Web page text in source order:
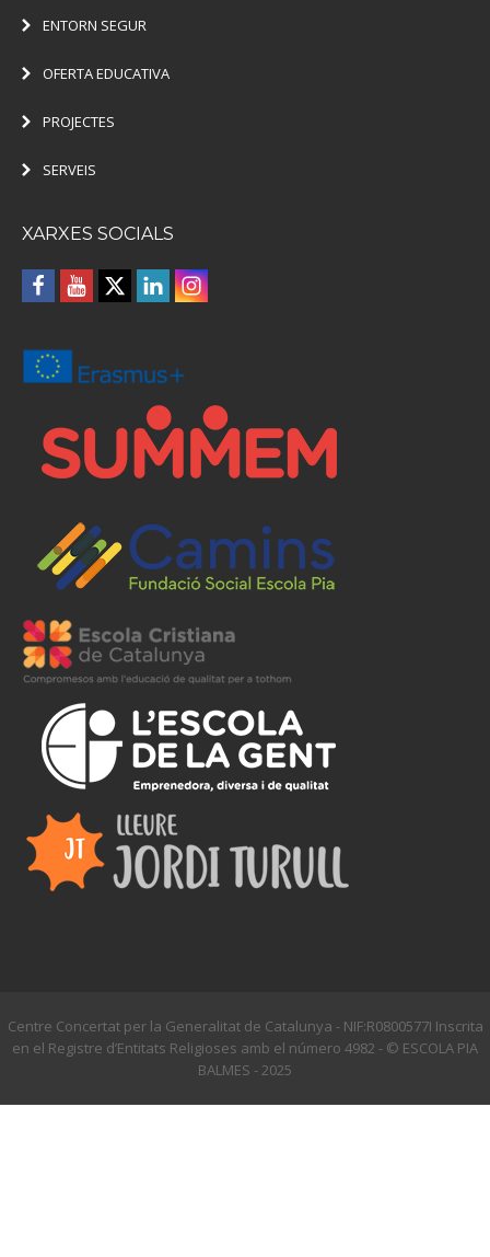
ENTORN SEGUR
OFERTA EDUCATIVA
PROJECTES
SERVEIS
XARXES SOCIALS
Centre Concertat per la Generalitat de Catalunya - NIF:R0800577I Inscrita
en el Registre d’Entitats Religioses amb el número 4982 - © ESCOLA PIA
BALMES - 2025